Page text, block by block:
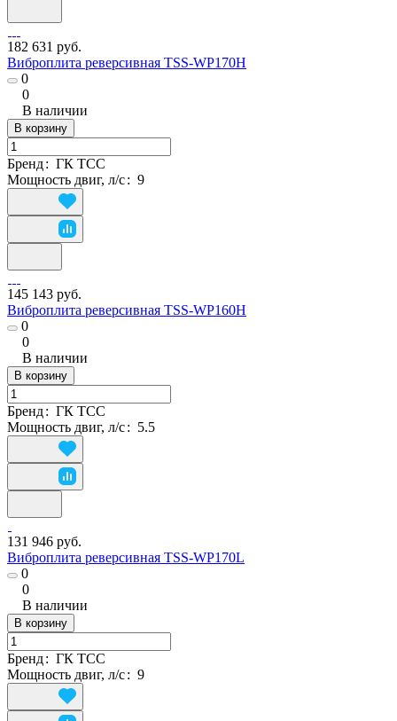
182 631 руб.
Виброплита реверсивная TSS-WP170H
0
0
В наличии
В корзину
Бренд: ГК ТСС
Мощность двиг, л/с: 9
145 143 руб.
Виброплита реверсивная TSS-WP160H
0
0
В наличии
В корзину
Бренд: ГК ТСС
Мощность двиг, л/с: 5.5
131 946 руб.
Виброплита реверсивная TSS-WP170L
0
0
В наличии
В корзину
Бренд: ГК ТСС
Мощность двиг, л/с: 9